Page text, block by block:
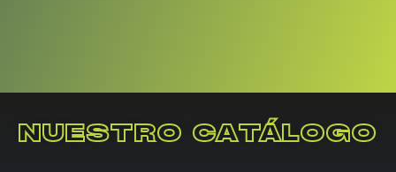
NUESTRO CATÁLOGO